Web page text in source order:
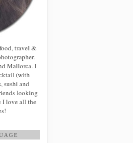
travel &
Mallorca. I
(with
sushi and
looking
I love all the